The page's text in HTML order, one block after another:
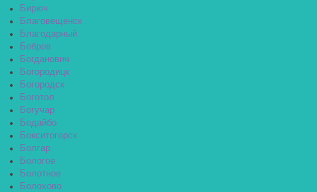
Бирюч
Благовещенск
Благодарный
Бобров
Богданович
Богородицк
Богородск
Боготол
Богучар
Бодайбо
Бокситогорск
Болгар
Бологое
Болотное
Болохово